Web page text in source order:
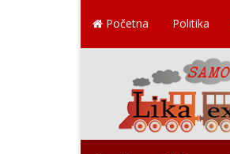
Početna Politika